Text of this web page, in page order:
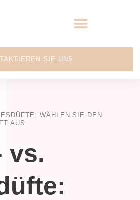
SIE UNS
WÄHLEN SIE DEN
AUS
vs.